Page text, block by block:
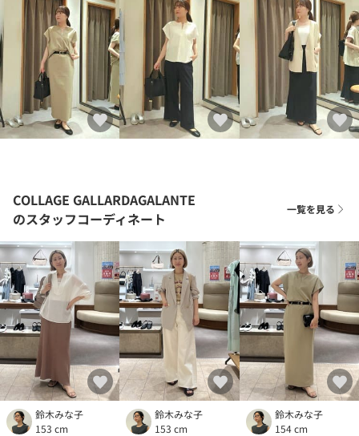
COLLAGE GALLARDAGALANTE
のスタッフコーディネート
一覧を見る
鈴木みな子
153 cm
鈴木みな子
153 cm
鈴木みな子
154 cm